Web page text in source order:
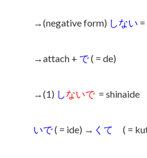
→(negative form) しない
→attach + で( = de)
→(1) し ないで = shinaide
いで( = ide) → くて ( =